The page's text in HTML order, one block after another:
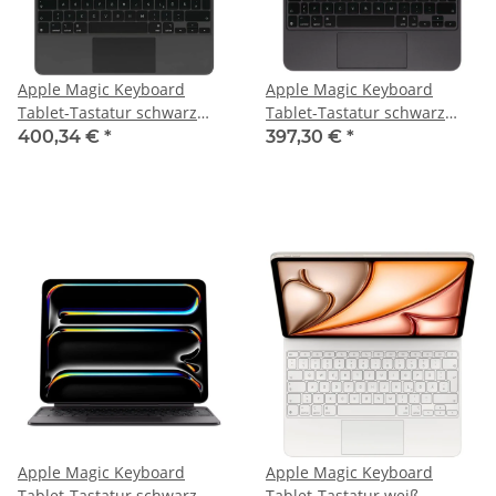
Apple Magic Keyboard
Tablet-Tastatur schwarz
geeignet für Apple iPad Air
400,34 € *
Apple Magic Keyboard
Tablet-Tastatur schwarz
geeignet für Apple iPad Pro
397,30 € *
Apple Magic Keyboard
Apple Magic Keyboard